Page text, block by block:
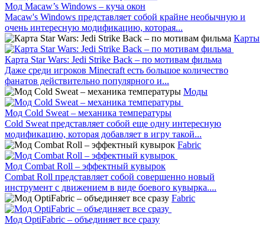
Мод Macaw’s Windows – куча окон
Macaw's Windows представляет собой крайне необычную и
очень интересную модификацию, которая...
Карты
Карта Star Wars: Jedi Strike Back – по мотивам фильма
Даже среди игроков Minecraft есть большое количество
фанатов действительно популярного и...
Моды
Мод Cold Sweat – механика температуры
Cold Sweat представляет собой еще одну интересную
модификацию, которая добавляет в игру такой...
Fabric
Мод Combat Roll – эффектный кувырок
Combat Roll представляет собой совершенно новый
инструмент с движением в виде боевого кувырка....
Fabric
Мод OptiFabric – объединяет все сразу